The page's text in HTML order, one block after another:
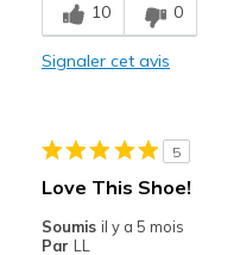
Comfortable
10 0
Signaler cet avis
5
Love This Shoe!
Soumis il y a 5 mois
Par LL